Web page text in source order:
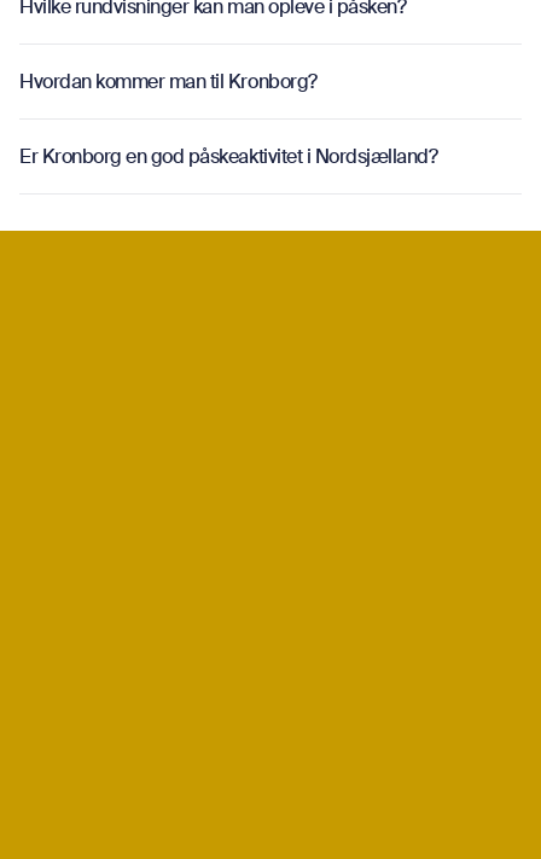
Hvilke rundvisninger kan man opleve i påsken?
Hvordan kommer man til Kronborg?
Er Kronborg en god påskeaktivitet i Nordsjælland?